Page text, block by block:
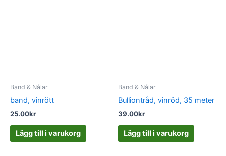
Band & Nålar
band, vinrött
25.00kr
Lägg till i varukorg
Band & Nålar
Bulliontråd, vinröd, 35 meter
39.00kr
Lägg till i varukorg